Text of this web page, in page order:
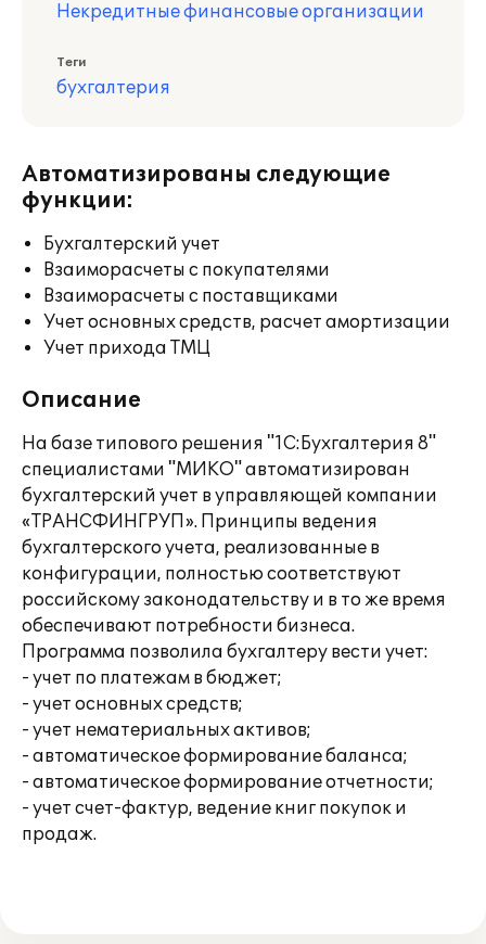
Некредитные финансовые организации
Теги
бухгалтерия
Автоматизированы следующие
функции:
Бухгалтерский учет
Взаиморасчеты с покупателями
Взаиморасчеты с поставщиками
Учет основных средств, расчет амортизации
Учет прихода ТМЦ
Описание
На базе типового решения "1С:Бухгалтерия 8"
специалистами "МИКО" автоматизирован
бухгалтерский учет в управляющей компании
«ТРАНСФИНГРУП». Принципы ведения
бухгалтерского учета, реализованные в
конфигурации, полностью соответствуют
российскому законодательству и в то же время
обеспечивают потребности бизнеса.
Программа позволила бухгалтеру вести учет:
- учет по платежам в бюджет;
- учет основных средств;
- учет нематериальных активов;
- автоматическое формирование баланса;
- автоматическое формирование отчетности;
- учет счет-фактур, ведение книг покупок и
продаж.